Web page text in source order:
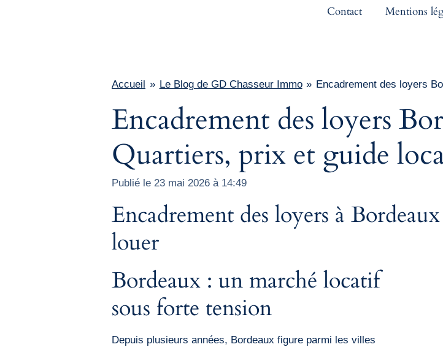
Contact
Mentions
Accueil » Le Blog de GD Chasseur Immo » Encadrement des loyers
Encadrement des loyers
Quartiers, prix et guide
Publié le 23 mai 2026 à 14:49
Encadrement des loyers à
louer
Bordeaux : un marché locatif
sous forte tension
Depuis plusieurs années, Bordeaux figure parmi les villes